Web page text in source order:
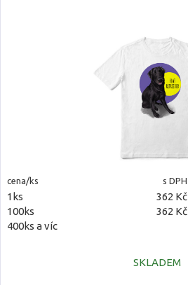
cena/ks s DPH
1ks 362 Kč
100ks
362 Kč
400ks a víc
SKLADEM